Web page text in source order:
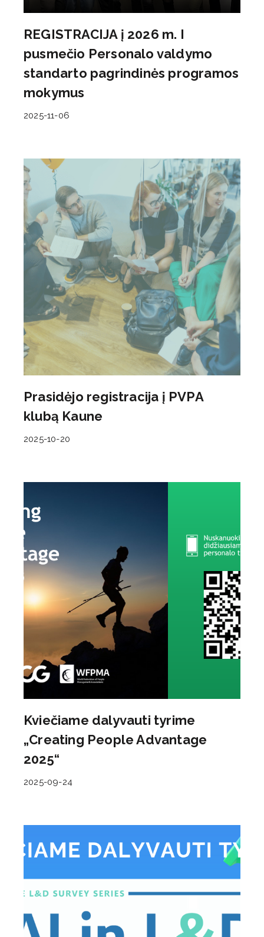
REGISTRACIJA į 2026 m. I
pusmečio Personalo valdymo
standarto pagrindinės programos
mokymus
2025-11-06
Prasidėjo registracija į PVPA
klubą Kaune
2025-10-20
Kviečiame dalyvauti tyrime
„Creating People Advantage
2025“
2025-09-24